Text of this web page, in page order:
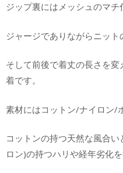
ジップ裏にはメッシュのマ
ジャージでありながらニット
そして前後で着丈の長さを
着です。
素材にはコットン/ナイロン/
コットンの持つ天然な風合
ロン)の持つハリや経年劣化